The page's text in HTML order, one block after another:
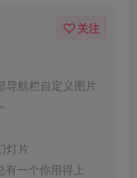
关注
导航栏自定义图片
灯片
有一个你用得上